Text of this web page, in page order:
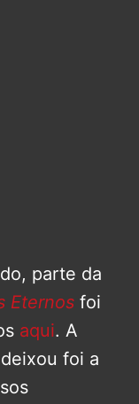
parte da
Eternos foi
aqui. A
foi a